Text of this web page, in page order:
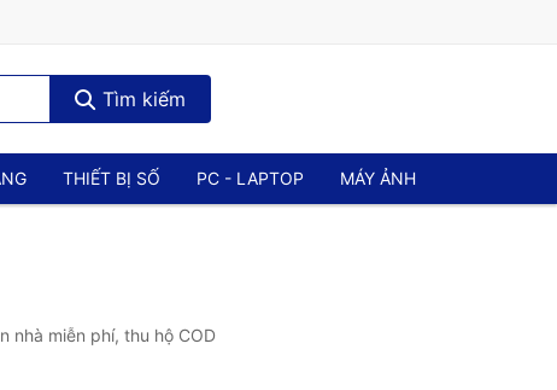
Tìm kiếm
THIẾT BỊ SỐ PC - LAPTOP MÁY ẢNH
nhà miễn phí, thu hộ COD